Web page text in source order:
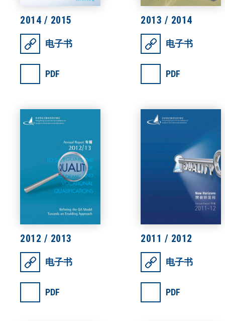
2014 / 2015
电子书
PDF
2013 / 2014
电子书
PDF
2012 / 2013
电子书
PDF
2011 / 2012
电子书
PDF